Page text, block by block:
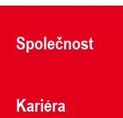
Společnost
Kariéra